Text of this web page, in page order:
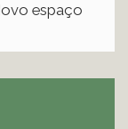
espaço